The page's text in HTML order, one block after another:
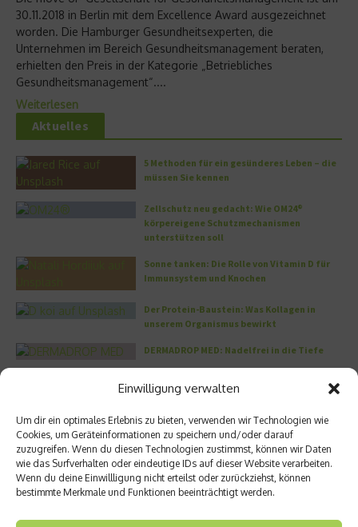
Einwilligung verwalten
Um dir ein optimales Erlebnis zu bieten, verwenden wir Technologien wie
Cookies, um Geräteinformationen zu speichern und/oder darauf
zuzugreifen. Wenn du diesen Technologien zustimmst, können wir Daten
wie das Surfverhalten oder eindeutige IDs auf dieser Website verarbeiten.
Wenn du deine Einwillligung nicht erteilst oder zurückziehst, können
bestimmte Merkmale und Funktionen beeinträchtigt werden.
30.11.2018 in Berlin mit dem Excellence Award ausgezeichnet
worden. Die Hamburger Gesundheitsexperten, die
Unternehmen im Bereich Gesundheitsmanagement beraten,
erhielten den Preis in der Kategorie „Betriebliches
Gesundheitsmanagement“....
Weiterlesen
Aktuelles
5 Methoden für ein gesünderes Leben – die
müssen Sie kennen
Zellschutz neu gedacht: Wie OM24®
körpereigene Schutzmechanismen
unterstützen soll
Sonne tanken: Die Rolle von Vitamin D für
Immunsystem und Knochen
Der Protein-Baustein: Was Kollagen in
unserem Organismus bewirkt
DERMADROP MED: Nadelfrei in die Tiefe
Wo habe ich nur wieder meinen Kopf? – Das
Problem mit dem Gedächtnis